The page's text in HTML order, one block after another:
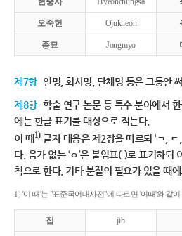
오죽헌 Ojukheon
종묘 Jongmyo
제7항 인명, 회사명, 단체명 등은 그동안
제8항 학술 연구 논문 등 특수 분야에서
에는 한글 표기를 대상으로 적는다.
이 때1)글자 대응은 제2장을 따르되 ‘ㄱ, ㄷ,
다. 음가 없는 ‘ㅇ’은 붙임표(-)로 표기하되
칙으로 한다. 기타 분절의 필요가 있을 때
1) '이 때'는 "표준국어대사전"에 따르면 '이때'와 같이
집 jib